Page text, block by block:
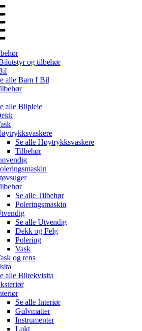
og tilbehør
alle Barn I Bil
alle Bilpleie
Se alle Høytrykksvaskere
Tilbehør
Se alle Tilbehør
Poleringsmaskin
Se alle Utvendig
Dekk og Felg
Polering
Vask
og rens
alle Bilrekvisita
Se alle Interiør
Gulvmatter
Instrumenter
Lukt